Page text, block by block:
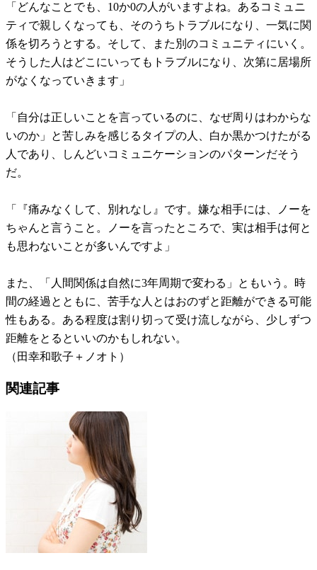
「どんなことでも、10か0の人がいますよね。あるコミュニ
ティで親しくなっても、そのうちトラブルになり、一気に関
係を切ろうとする。そして、また別のコミュニティにいく。
そうした人はどこにいってもトラブルになり、次第に居場所
がなくなっていきます」
「自分は正しいことを言っているのに、なぜ周りはわからな
いのか」と苦しみを感じるタイプの人、白か黒かつけたがる
人であり、しんどいコミュニケーションのパターンだそう
だ。
「『痛みなくして、別れなし』です。嫌な相手には、ノーを
ちゃんと言うこと。ノーを言ったところで、実は相手は何と
も思わないことが多いんですよ」
また、「人間関係は自然に3年周期で変わる」ともいう。時
間の経過とともに、苦手な人とはおのずと距離ができる可能
性もある。ある程度は割り切って受け流しながら、少しずつ
距離をとるといいのかもしれない。
（田幸和歌子＋ノオト）
関連記事